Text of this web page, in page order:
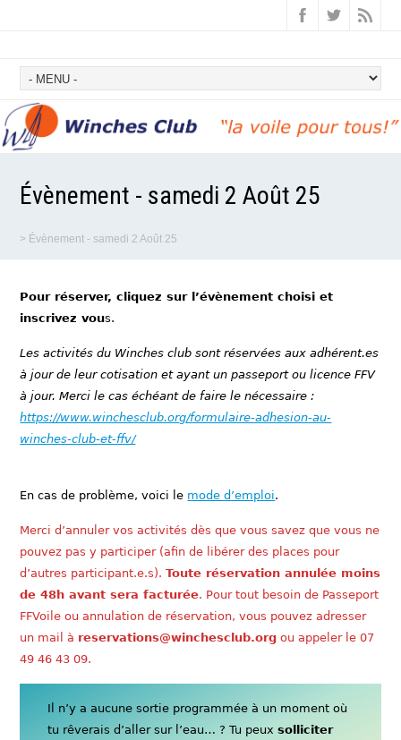
Évènement - samedi 2 Août 25
> Évènement - samedi 2 Août 25
Pour réserver, cliquez sur l’évènement choisi et
inscrivez vous.
Les activités du Winches club sont réservées aux adhérent.es
à jour de leur cotisation et ayant un passeport ou licence FFV
à jour. Merci le cas échéant de faire le nécessaire :
https://www.winchesclub.org/formulaire-adhesion-au-
winches-club-et-ffv/
En cas de problème, voici le mode d’emploi.
Merci d’annuler vos activités dès que vous savez que vous ne
pouvez pas y participer (afin de libérer des places pour
d’autres participant.e.s).Toute réservation annulée moins
de 48h avant sera facturée. Pour tout besoin de Passeport
FFVoile ou annulation de réservation, vous pouvez adresser
un mail à reservations@winchesclub.org ou appeler le 07
49 46 43 09.
Il n’y a aucune sortie programmée à un moment où
tu rêverais d’aller sur l’eau… ? Tu peuxsolliciter